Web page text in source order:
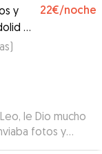
y
🐶
22€/noche
)
le Dio mucho
fotos y
volveremos a